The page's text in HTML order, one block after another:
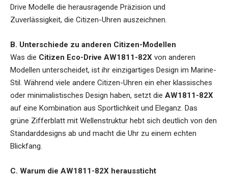
Drive Modelle die herausragende Präzision und
Zuverlässigkeit, die Citizen-Uhren auszeichnen.
B. Unterschiede zu anderen Citizen-Modellen
Was die Citizen Eco-Drive AW1811-82X von anderen
Modellen unterscheidet, ist ihr einzigartiges Design im Marine-
Stil. Während viele andere Citizen-Uhren ein eher klassisches
oder minimalistisches Design haben, setzt die AW1811-82X
auf eine Kombination aus Sportlichkeit und Eleganz. Das
grüne Zifferblatt mit Wellenstruktur hebt sich deutlich von den
Standarddesigns ab und macht die Uhr zu einem echten
Blickfang.
C. Warum die AW1811-82X heraussticht